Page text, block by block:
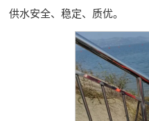
供水安全、稳定、质优。